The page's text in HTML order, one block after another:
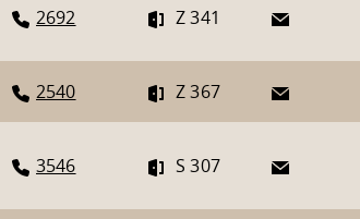
2692 Z 341
2540 Z 367
3546 S 307